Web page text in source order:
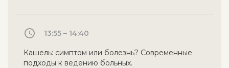
13:55 – 14:40
Кашель: симптом или болезнь? Современные
подходы к ведению больных.